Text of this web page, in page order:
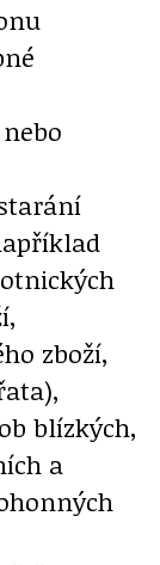
zboží,
blízkých,
a